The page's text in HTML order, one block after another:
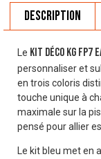
Description
Le kit déco KG FP7
personnaliser et
en trois coloris
touche unique à
maximale sur la
pensé pour allier
Le kit bleu met en